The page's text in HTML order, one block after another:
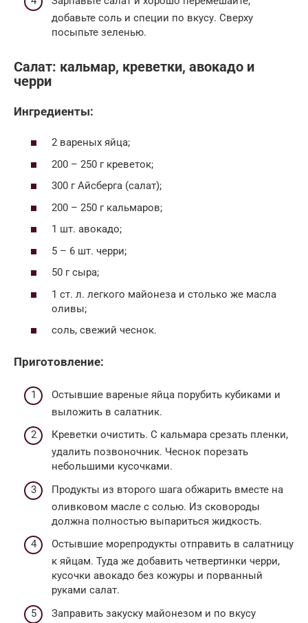
добавьте соль и специи по вкусу. Сверху
посыпьте зеленью.
Салат: кальмар, креветки, авокадо и
черри
Ингредиенты:
2 вареных яйца;
200 – 250 г креветок;
300 г Айсберга (салат);
200 – 250 г кальмаров;
1 шт. авокадо;
5 – 6 шт. черри;
50 г сыра;
1 ст. л. легкого майонеза и столько же масла
оливы;
соль, свежий чеснок.
Приготовление:
Остывшие вареные яйца порубить кубиками и
выложить в салатник.
Креветки очистить. С кальмара срезать пленки,
удалить позвоночник. Чеснок порезать
небольшими кусочками.
Продукты из второго шага обжарить вместе на
оливковом масле с солью. Из сковороды
должна полностью выпариться жидкость.
Остывшие морепродукты отправить в салатницу
к яйцам. Туда же добавить четвертинки черри,
кусочки авокадо без кожуры и порванный
руками салат.
Заправить закуску майонезом и по вкусу